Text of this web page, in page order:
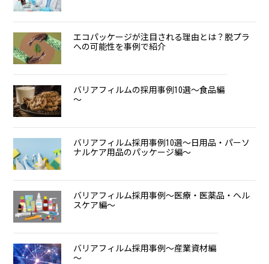
エコパッケージが注目される理由とは？脱プラ
への可能性を事例で紹介
バリアフィルムの採用事例10選～食品編
～
バリアフィルム採用事例10選～日用品・パーソ
ナルケア用品のパッケージ編～
バリアフィルム採用事例～医療・医薬品・ヘル
スケア編～
バリアフィルム採用事例～産業資材編
～